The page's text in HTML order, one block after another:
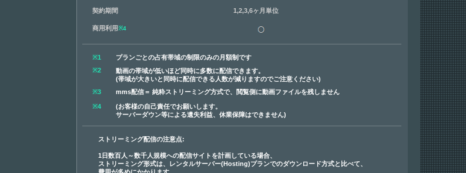
契約期間 1,2,3,6ヶ月単位
商用利用※4
※1
プランごとの占有帯域の制限のみの月額制です
※2
動画の帯域が低いほど同時に多数に配信できます。
(帯域が大きいと同時に配信できる人数が減りますのでご注意ください)
※3
mms配信＝ 純粋ストリーミング方式で、閲覧側に動画ファイルを残しません
※4
(お客様の自己責任でお願いします。
サーバーダウン等による遺失利益、休業保障はできません)
ストリーミング配信の注意点:
1日数百人～数千人規模への配信サイトを計画している場合、
ストリーミング形式は、レンタルサーバー(Hosting)プランでのダウンロード方式と比べて、